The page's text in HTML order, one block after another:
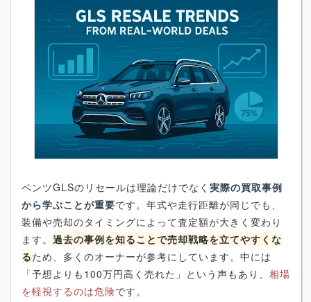
ベンツGLSのリセールは理論だけでなく 実際の買取事例
から学ぶことが重要です。年式や走行距離が同じでも、
装備や売却のタイミングによって査定額が大きく変わり
ます。 過去の事例を知ることで売却戦略を立てやすくな
るため、多くのオーナーが参考にしています。中には
「予想よりも100万円高く売れた」という声もあり、 相場
を軽視するのは危険です。